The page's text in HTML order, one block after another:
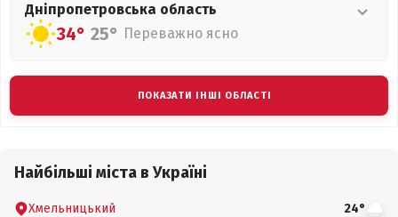
Дніпропетровська область
34° 25° Переважно ясно
ПОКАЗАТИ ІНШІ ОБЛАСТІ
Найбільші міста в Україні
Хмельницький 24°